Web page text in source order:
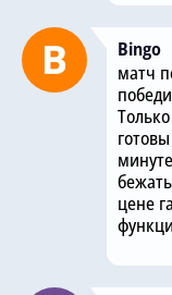
Bingo
матч
цене